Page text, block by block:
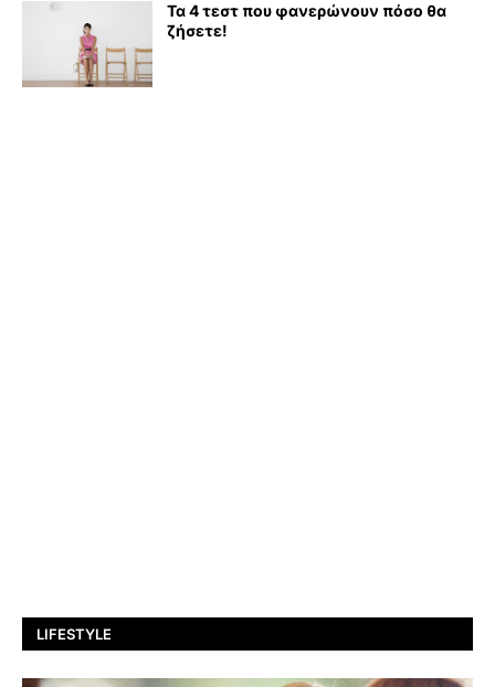
Τα 4 τεστ που φανερώνουν πόσο θα
ζήσετε!
LIFESTYLE